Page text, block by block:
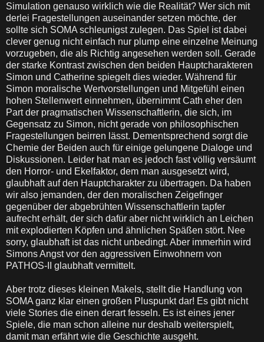
Simulation genauso wirklich wie die Realität? Wer sich mit
derlei Fragestellungen auseinander setzen möchte, der
sollte sich SOMA schleunigst zulegen. Das Spiel ist dabei
clever genug nicht einfach nur plump eine einzelne Meinung
vorzugeben, die als Richtig angesehen werden soll. Gerade
der starke Kontrast zwischen den beiden Hauptcharakteren
Simon und Catherine spiegelt dies wieder. Während für
Simon moralische Wertvorstellungen und Mitgefühl einen
hohen Stellenwert einnehmen, übernimmt Cath eher den
Part der pragmatischen Wissenschaftlerin, die sich, im
Gegensatz zu Simon, nicht gerade von philosophischen
Fragestellungen beirren lässt. Dementsprechend sorgt die
Chemie der Beiden auch für einige gelungene Dialoge und
Diskussionen. Leider hat man es jedoch fast völlig versäumt
den Horror- und Ekelfaktor, dem man ausgesetzt wird,
glaubhaft auf den Hauptcharakter zu übertragen. Da haben
wir also jemanden, der den moralischen Zeigefinger
gegenüber der abgebrühten Wissenschaftlerin tapfer
aufrecht erhält, der sich dafür aber nicht wirklich an Leichen
mit explodierten Köpfen und ähnlichen Späßen stört. Nee
sorry, glaubhaft ist das nicht unbedingt. Aber immerhin wird
Simons Angst vor den aggressiven Einwohnern von
PATHOS-II glaubhaft vermittelt.
Aber trotz dieses kleinen Makels, stellt die Handlung von
SOMA ganz klar einen großen Pluspunkt dar! Es gibt nicht
viele Stories die einen derart fesseln. Es ist eines jener
Spiele, die man schon alleine nur deshalb weiterspielt,
damit man erfährt wie die Geschichte ausgeht.